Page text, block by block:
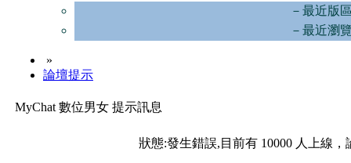
－最近版
－最近瀏
»
論壇提示
MyChat 數位男女 提示訊息
狀態:發生錯誤,目前有 10000 人上線